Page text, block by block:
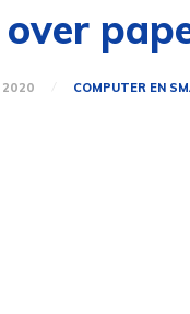
over
2020 COMPUTER EN